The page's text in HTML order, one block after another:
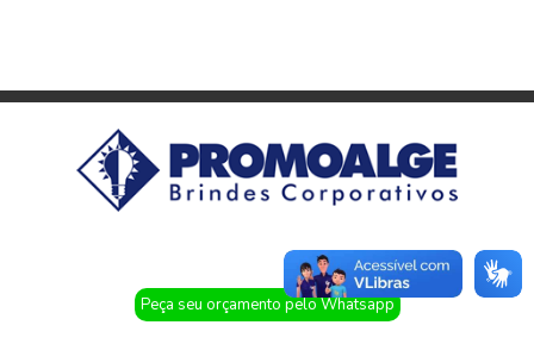
Peça seu orçamento pelo Whatsapp